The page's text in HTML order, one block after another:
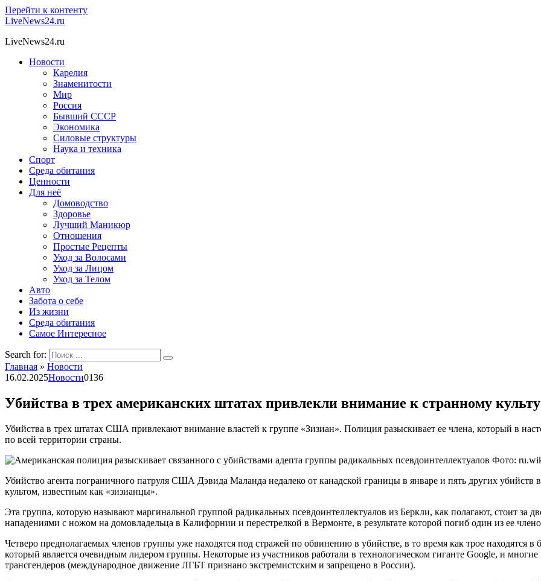
Перейти к контенту
LiveNews24.ru
LiveNews24.ru
Новости
Карелия
Знаменитости
Мир
Россия
Бывший СССР
Экономика
Силовые структуры
Наука и техника
Спорт
Среда обитания
Ценности
Для неё
Домоводство
Здоровье
Лучший Маникюр
Отношения
Простые Рецепты
Уход за Волосами
Уход за Лицом
Уход за Телом
Авто
Забота о себе
Из жизни
Среда обитания
Самое Интересное
Search for:
Главная » Новости
16.02.2025Новости0136
Убийства в трех американских штатах привлекли внимание к странному
Убийства в трех штатах США привлекают внимание властей к группе «Зизиан». Полиция разыскивает ее члена, который в
по всей территории страны.
Фото:
Убийство агента пограничного патруля США Дэвида Маланда недалеко от канадской границы в январе и пять других
культом, известным как «зизианцы».
Эта группа, которую называют маргинальной группой радикальных псевдоинтеллектуалов из Беркли, как полагают, стоит за
нападениями с ножом на домовладельца в Калифорнии и перестрелкой в Вермонте, в результате которой погиб один из ее
Четверо предполагаемых членов группы уже находятся под стражей по обвинению в убийстве, в то время как трое находятся в
который является очевидным лидером группы. Некоторые из участников работали в технологическом гиганте Google, и
трансгендеров (международное движение ЛГБТ признано экстремистским и запрещено в России).